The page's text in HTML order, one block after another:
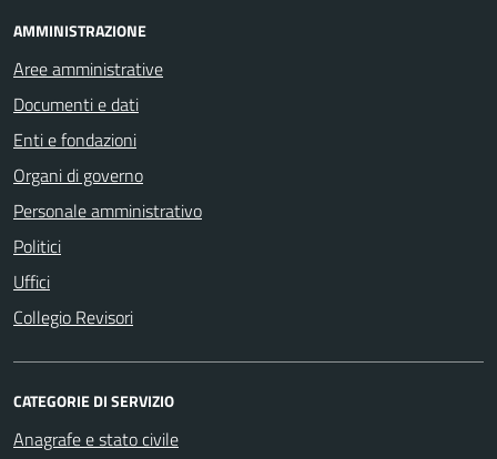
AMMINISTRAZIONE
Aree amministrative
Documenti e dati
Enti e fondazioni
Organi di governo
Personale amministrativo
Politici
Uffici
Collegio Revisori
CATEGORIE DI SERVIZIO
Anagrafe e stato civile